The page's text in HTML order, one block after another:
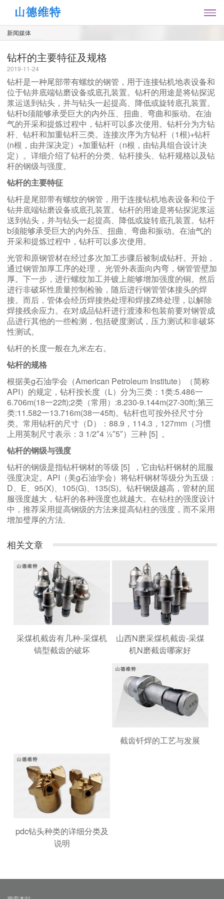
新闻媒体
钻杆的主要特征及规格
2019-11-24
钻杆是一种尾部带有螺纹的钢管，用于连接钻机地表设备和
位于钻井底端钻磨设备或底孔装置。钻杆的用途是将钻探泥
浆运送到钻头，并与钻头一起提高、降低或旋转底孔装置。
钻杆b须能够承受巨大的内外压、扭曲、弯曲和振动。在油
气的开采和提炼过程中，钻杆可以多次使用。钻杆分为方钻
杆、钻杆和加重钻杆三类。连接次序为方钻杆（1根)+钻杆
(n根，由井深决定）+加重钻杆（n根，由钻具组合设计决
定）。详细介绍了钻杆的分类、钻杆接头、钻杆规格以及钻
杆的钢级与强度。
钻杆的主要特征
钻杆是尾部带有螺纹的钢管，用于连接钻机地表设备和位于
钻井底端钻磨设备或底孔装置。钻杆的用途是将钻探泥浆运
送到钻头，并与钻头一起提高、降低或旋转底孔装置。钻杆
b须能够承受巨大的内外压、扭曲、弯曲和振动。在油气的
开采和提炼过程中，钻杆可以多次使用。
光管和原钢管材在经过多次加工步骤后被制成钻杆。开始，
通过钢管加厚工序的处理， 光管外表面向内弯，钢管管壁加
厚。下一步，进行螺纹加工并镀上能够增加强度的铜。然后
进行非破坏性质量控制检验，随后进行钢管管体接头的焊
接。而后，管体会经历焊接热处理和焊接Z终处理，以解除
焊接残余应力。在对成品钻杆进行渡漆和包装前要对钢管成
品进行其他的一些检测，包括硬度测试，压力测试和非破坏
性测试。
钻杆的长度一般在九米左右。
钻杆的规格
根据美g石油学会（American Petroleum Institute）（简称
API）的规定，钻杆按长度（L）分为三类：1类:5.486一
6.706m(18一22ft);2类（常用）:8.230-9.144m(27-30ft);第三
类:11.582一13.716m(38一45ft)。钻杆也可按外径尺寸分
类。常用钻杆的尺寸（D）：88.9，114.3，127mm（习惯
上用英制尺寸表示：3 1/2″4 ½″5″）三种 [5] 。
钻杆的钢级与强度
钻杆的钢级是指钻杆钢材的等级 [5] ，它由钻杆钢材的屈服
强度决定。API（美g石油学会）将钻杆钢材等级分为五级：
D、E、95(X)、105(G)、135(S)。钻杆钢级越高，管材的屈
服强度越大，钻杆的各种强度也就越大。在钻柱的强度设计
中，推荐采用提高钢级的方法来提高钻柱的强度，而不采用
增加璧厚的方法。
相关文章
采煤机截齿有几种-采煤机
镐型截齿的破坏
山西N磨采煤机截齿-采煤
机N磨截齿哪家好
截齿钎焊的工艺与发展
pdc钻头种类的详细分类及
说明